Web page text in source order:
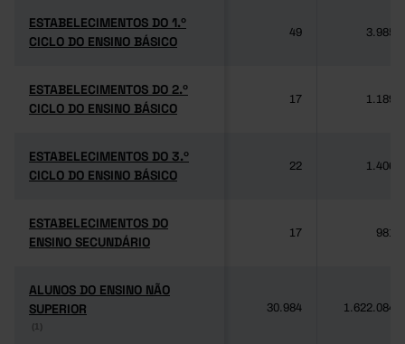
ESTABELECIMENTOS DO 1.º
CICLO DO ENSINO BÁSICO
ESTABELECIMENTOS DO 1.º
CICLO DO ENSINO BÁSICO
49 3.985
ESTABELECIMENTOS DO 2.º
CICLO DO ENSINO BÁSICO
ESTABELECIMENTOS DO 2.º
CICLO DO ENSINO BÁSICO
17 1.189
ESTABELECIMENTOS DO 3.º
CICLO DO ENSINO BÁSICO
ESTABELECIMENTOS DO 3.º
CICLO DO ENSINO BÁSICO
22 1.406
ESTABELECIMENTOS DO
ENSINO SECUNDÁRIO
ESTABELECIMENTOS DO
ENSINO SECUNDÁRIO
17 981
ALUNOS DO ENSINO NÃO
SUPERIOR
(1)
ALUNOS DO ENSINO NÃO
SUPERIOR
(1)
30.984 1.622.084